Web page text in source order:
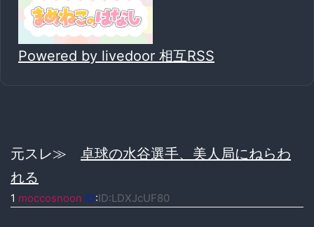
Powered by livedoor 相互RSS
元スレ≫ 卓球の水谷選手、美人局にねらわ
れる
1 moccosnoon ID:ID:LDXJcUF80